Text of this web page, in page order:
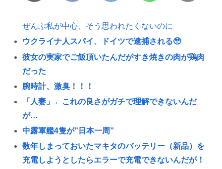
ぜんぶ私が中心、そう思われたくないのに
ウクライナ人スパイ、ドイツで逮捕される🥹
彼女の実家でご飯頂いたんだがすき焼きの肉が鶏肉
だった
腕時計、激臭！！！
「人妻」←これの良さがガチで理解できないんだ
が…
中露軍艦4隻が”日本一周”
数年しまっておいたマキタのバッテリー（新品）を
充電しようとしたらエラーで充電できないんだが！